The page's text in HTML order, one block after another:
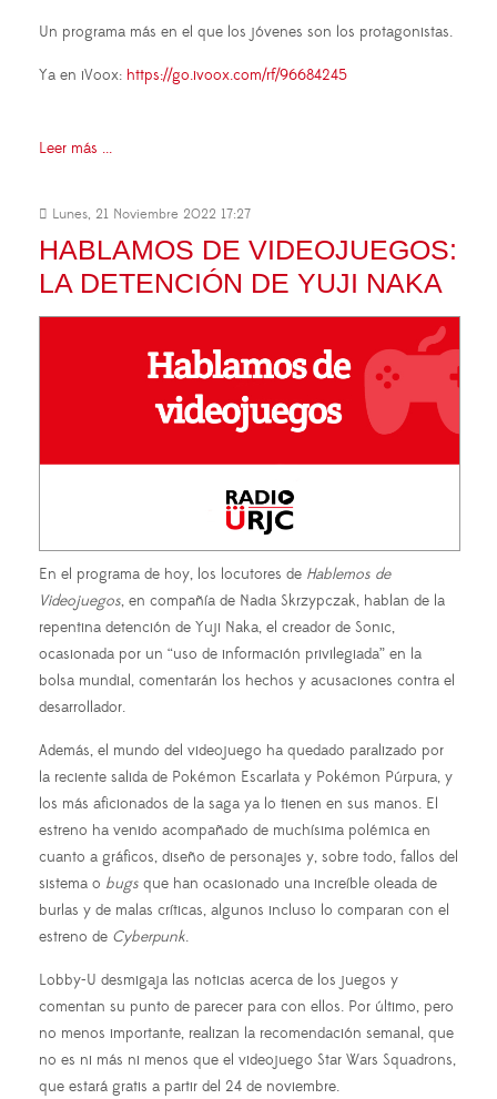
Un programa más en el que los jóvenes son los protagonistas.
Ya en iVoox: https://go.ivoox.com/rf/96684245
Leer más ...
Lunes, 21 Noviembre 2022 17:27
HABLAMOS DE VIDEOJUEGOS:
LA DETENCIÓN DE YUJI NAKA
En el programa de hoy, los locutores de Hablemos de
Videojuegos, en compañía de Nadia Skrzypczak, hablan de la
repentina detención de Yuji Naka, el creador de Sonic,
ocasionada por un “uso de información privilegiada” en la
bolsa mundial, comentarán los hechos y acusaciones contra el
desarrollador.
Además, el mundo del videojuego ha quedado paralizado por
la reciente salida de Pokémon Escarlata y Pokémon Púrpura, y
los más aficionados de la saga ya lo tienen en sus manos. El
estreno ha venido acompañado de muchísima polémica en
cuanto a gráficos, diseño de personajes y, sobre todo, fallos del
sistema o bugs que han ocasionado una increíble oleada de
burlas y de malas críticas, algunos incluso lo comparan con el
estreno de Cyberpunk.
Lobby-U desmigaja las noticias acerca de los juegos y
comentan su punto de parecer para con ellos. Por último, pero
no menos importante, realizan la recomendación semanal, que
no es ni más ni menos que el videojuego Star Wars Squadrons,
que estará gratis a partir del 24 de noviembre.